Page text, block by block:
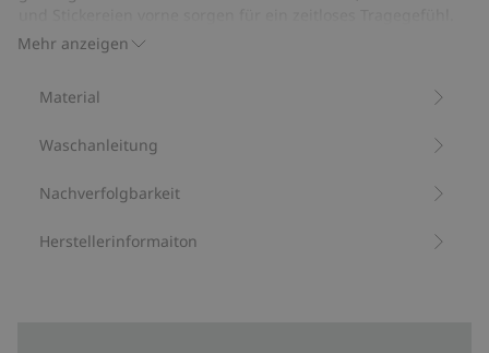
Mehr anzeigen
Knöpfe auf der Rückseite erleichtern das An- und Ausziehen.
Ein Favorit für den Alltag und für festliche Anlässe –
Kleidungsstücken.
Artikelnummer:461533
Material
Waschanleitung
Nachverfolgbarkeit
Herstellerinformaiton